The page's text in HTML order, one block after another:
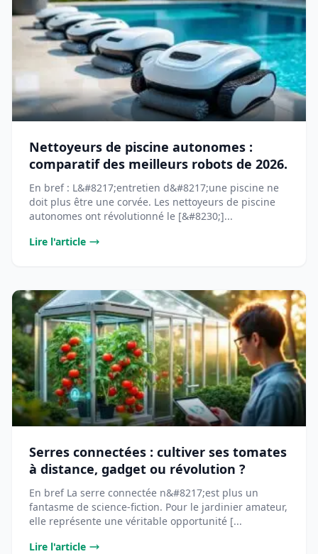
Nettoyeurs de piscine autonomes :
comparatif des meilleurs robots de 2026.
En bref : L&#8217;entretien d&#8217;une piscine ne
doit plus être une corvée. Les nettoyeurs de piscine
autonomes ont révolutionné le [&#8230;]...
Lire l'article
Serres connectées : cultiver ses tomates
à distance, gadget ou révolution ?
En bref La serre connectée n&#8217;est plus un
fantasme de science-fiction. Pour le jardinier amateur,
elle représente une véritable opportunité [...
Lire l'article